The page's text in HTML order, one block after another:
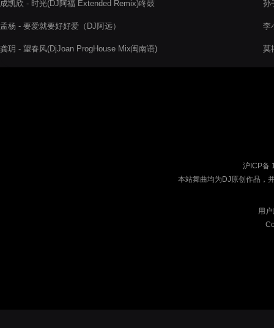
成凯欣 - 时光(DJ阿福 Extended Remix)咚鼓
孟杨 - 要爱就要好好爱（DJ阿远）
龚玥 - 望春风(DjJoan ProgHouse Mix闽南语)
孙
李
莫
沪ICP备
本站舞曲均为DJ原创作品，
用